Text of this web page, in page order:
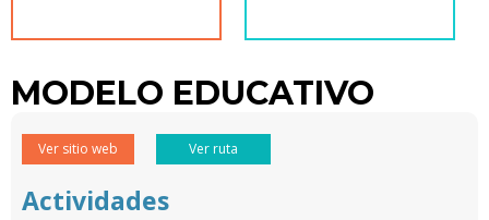
MODELO EDUCATIVO
Ver sitio web Ver ruta
Actividades